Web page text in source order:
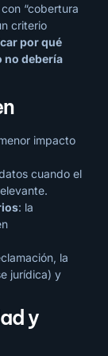
“cobertura
criterio
por qué
no debería
impacto
cuando el
: la
la
jurídica) y
y